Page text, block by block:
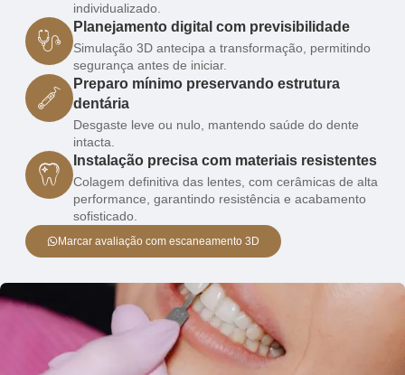
individualizado.
Planejamento digital com previsibilidade
Simulação 3D antecipa a transformação, permitindo
segurança antes de iniciar.
Preparo mínimo preservando estrutura
dentária
Desgaste leve ou nulo, mantendo saúde do dente
intacta.
Instalação precisa com materiais resistentes
Colagem definitiva das lentes, com cerâmicas de alta
performance, garantindo resistência e acabamento
sofisticado.
Marcar avaliação com escaneamento 3D